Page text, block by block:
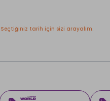
Seçtiğiniz tarih için sizi arayalım.